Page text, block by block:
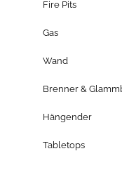
Fire Pits
Gas
Wand
Brenner &
Hängender
Tabletops